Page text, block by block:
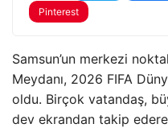
Pinterest
Samsun’un merkezi
Meydanı, 2026 FIFA
oldu. Birçok vatandaş,
dev ekrandan takip